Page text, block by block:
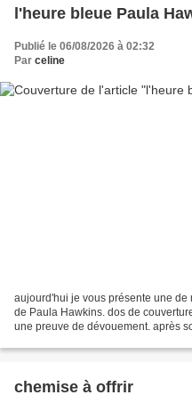
l'heure bleue Paula
Publié le 06/08/2026 à 02:32
Par celine
aujourd'hui je vous présente une
de Paula Hawkins. dos de
une preuve de dévouement. après
chemise à offrir